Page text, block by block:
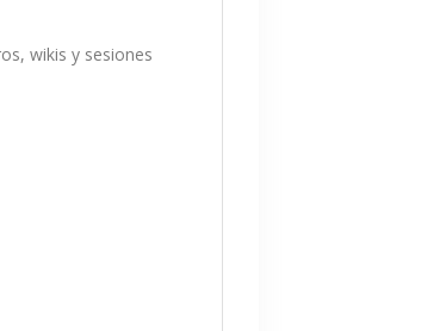
wikis y sesiones